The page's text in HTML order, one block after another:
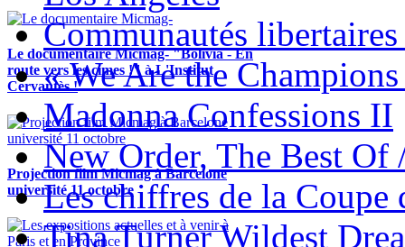
Le documentaire Micmag- "Bolivia - En
route vers les cimes !" à L'Institut
Cervantès !
Projection film Micmag à Barcelone
université 11 octobre
Communautés libertaires
« We Are the
Madonna Confessions II
New Order, The Best Of
Les chiffres de la Coupe
Tina Turner Wildest